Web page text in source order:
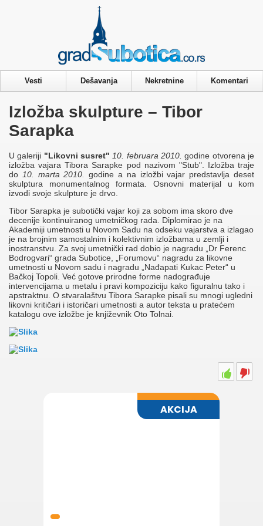
Vesti Dešavanja Nekretnine Komentari
Izložba skulpture – Tibor
Sarapka
U galeriji "Likovni susret" 10. februara 2010. godine otvorena je
izložba vajara Tibora Sarapke pod nazivom "Stub". Izložba traje
do 10. marta 2010. godine a na izložbi vajar predstavlja deset
skulptura monumentalnog formata. Osnovni materijal u kom
izvodi svoje skulpture je drvo.
Tibor Sarapka je subotički vajar koji za sobom ima skoro dve
decenije kontinuiranog umetničkog rada. Diplomirao je na
Akademiji umetnosti u Novom Sadu na odseku vajarstva a izlagao
je na brojnim samostalnim i kolektivnim izložbama u zemlji i
inostranstvu. Za svoj umetnički rad dobio je nagradu „Dr Ferenc
Bodrogvari“ grada Subotice, „Forumovu“ nagradu za likovne
umetnosti u Novom sadu i nagradu „Nađapati Kukac Peter“ u
Bačkoj Topoli. Već gotove prirodne forme nadograđuje
intervencijama u metalu i pravi kompoziciju kako figuralnu tako i
apstraktnu. O stvaralaštvu Tibora Sarapke pisali su mnogi ugledni
likovni kritičari i istoričari umetnosti a autor teksta u pratećem
katalogu ove izložbe je književnik Oto Tolnai.
Privacy & Cookies Policy